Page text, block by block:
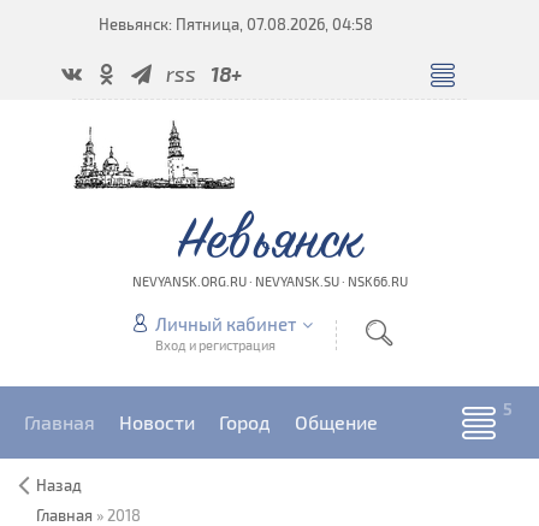
Невьянск: Пятница, 07.08.2026, 04:58
rss 18+
Невьянск
NEVYANSK.ORG.RU · NEVYANSK.SU · NSK66.RU
Личный кабинет
Вход и регистрация
Главная Новости Город Общение
Назад
Главная » 2018